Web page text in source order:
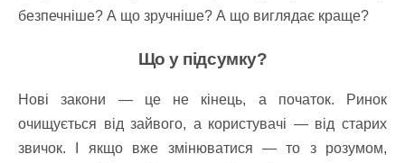
безпечніше? А що зручніше? А що виглядає краще?
Що у підсумку?
Нові закони — це не кінець, а початок. Ринок
очищується від зайвого, а користувачі — від старих
звичок. І якщо вже змінюватися — то з розумом,